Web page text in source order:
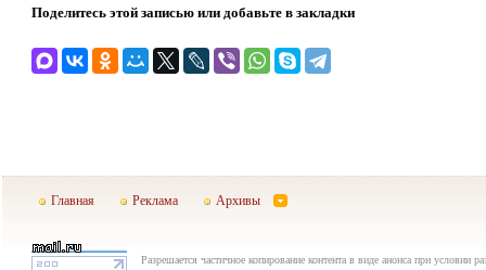
Поделитесь этой записью или добавьте в закладки
Главная Реклама Архивы
Разрешается частичное копирование контента в виде анонса при условии